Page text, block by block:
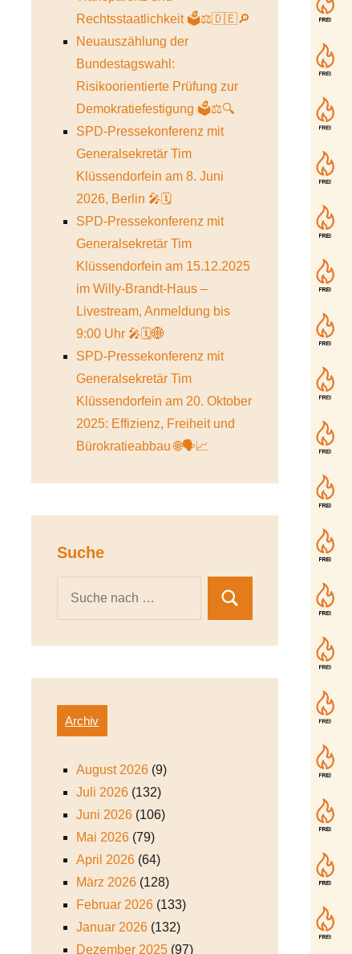
Rechtsstaatlichkeit 🗳️⚖️🇩🇪🔎
Neuauszählung der
Bundestagswahl:
Risikoorientierte Prüfung zur
Demokratiefestigung 🗳️⚖️🔍
SPD-Pressekonferenz mit
Generalsekretär Tim
Klüssendorfein am 8. Juni
2026, Berlin 🎤🗓️
SPD-Pressekonferenz mit
Generalsekretär Tim
Klüssendorfein am 15.12.2025
im Willy-Brandt-Haus –
Livestream, Anmeldung bis
9:00 Uhr 🎤🗓️🌐
SPD-Pressekonferenz mit
Generalsekretär Tim
Klüssendorfein am 20. Oktober
2025: Effizienz, Freiheit und
Bürokratieabbau 🌐🗣️📈
Suche
Archiv
August 2026 (9)
Juli 2026 (132)
Juni 2026 (106)
Mai 2026 (79)
April 2026 (64)
März 2026 (128)
Februar 2026 (133)
Januar 2026 (132)
Dezember 2025 (97)